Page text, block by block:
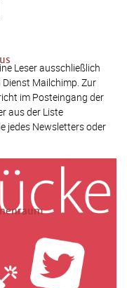
Leser ausschließlich
Mailchimp. Zur
im Posteingang der
aus der Liste
jedes Newsletters oder